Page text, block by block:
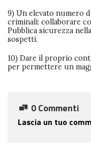
9) Un elevato numero
criminali: collaborare
Pubblica sicurezza
sospetti.
10) Dare il proprio
per permettere un
0 Commenti
Lascia un tuo